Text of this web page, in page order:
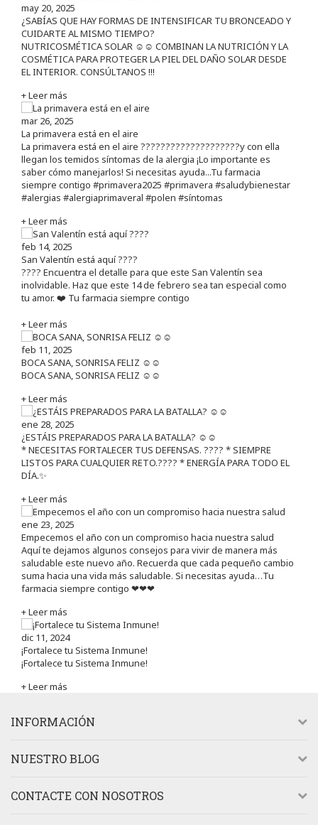
may 20, 2025
¿SABÍAS QUE HAY FORMAS DE INTENSIFICAR TU BRONCEADO Y
CUIDARTE AL MISMO TIEMPO?
NUTRICOSMÉTICA SOLAR ☺️☺️ COMBINAN LA NUTRICIÓN Y LA
COSMÉTICA PARA PROTEGER LA PIEL DEL DAÑO SOLAR DESDE
EL INTERIOR. CONSÚLTANOS !!!
+ Leer más
mar 26, 2025
La primavera está en el aire
La primavera está en el aire ????????????????????y con ella
llegan los temidos síntomas de la alergia ¡Lo importante es
saber cómo manejarlos! Si necesitas ayuda...Tu farmacia
siempre contigo #primavera2025 #primavera #saludybienestar
#alergias #alergiaprimaveral #polen #síntomas
+ Leer más
feb 14, 2025
San Valentín está aquí ????
???? Encuentra el detalle para que este San Valentín sea
inolvidable. Haz que este 14 de febrero sea tan especial como
tu amor. ❤️ Tu farmacia siempre contigo
+ Leer más
feb 11, 2025
BOCA SANA, SONRISA FELIZ ☺️☺️
BOCA SANA, SONRISA FELIZ ☺️☺️
+ Leer más
ene 28, 2025
¿ESTÁIS PREPARADOS PARA LA BATALLA? ☺️☺️
* NECESITAS FORTALECER TUS DEFENSAS. ????️ * SIEMPRE
LISTOS PARA CUALQUIER RETO.???? * ENERGÍA PARA TODO EL
DÍA.✨
+ Leer más
ene 23, 2025
Empecemos el año con un compromiso hacia nuestra salud
Aquí te dejamos algunos consejos para vivir de manera más
saludable este nuevo año. Recuerda que cada pequeño cambio
suma hacia una vida más saludable. Si necesitas ayuda…Tu
farmacia siempre contigo ❤❤❤
+ Leer más
dic 11, 2024
¡Fortalece tu Sistema Inmune!
¡Fortalece tu Sistema Inmune!
+ Leer más
INFORMACIÓN
NUESTRO BLOG
CONTACTE CON NOSOTROS